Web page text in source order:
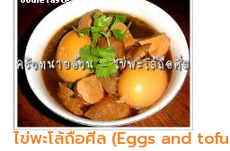
ไข่พะโล้ถือศีล (Eggs and